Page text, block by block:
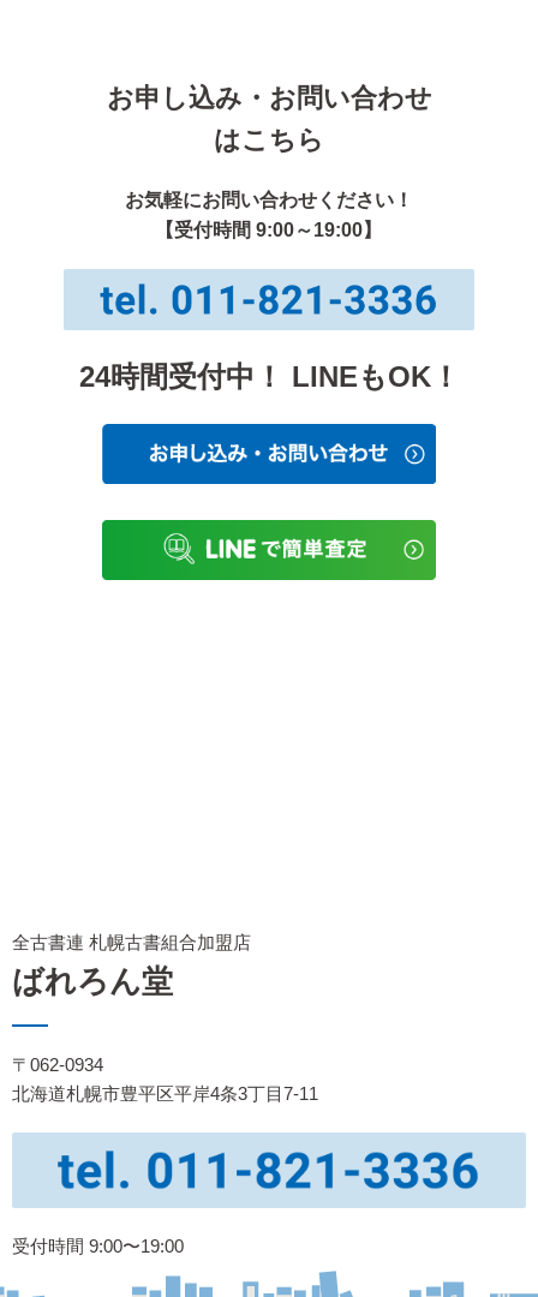
お申し込み・お問い合わせ
はこちら
お気軽にお問い合わせください！
【受付時間 9:00～19:00】
24時間受付中！ LINEもOK！
全古書連 札幌古書組合加盟店
ばれろん堂
〒062-0934
北海道札幌市豊平区平岸4条3丁目7-11
受付時間 9:00〜19:00